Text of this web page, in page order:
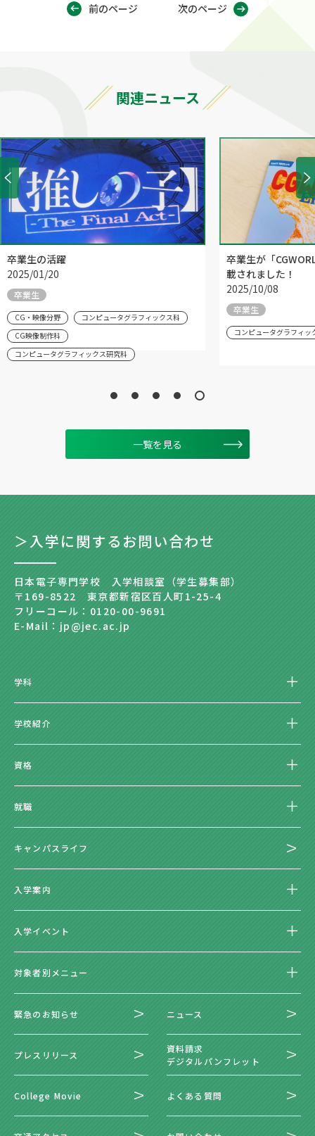
前のページ 次のページ
関連ニュース
卒業生の活躍
2025/01/20
卒業生
CG・映像分野
コンピュータグラフィックス科
CG映像制作科
コンピュータグラフィックス研究科
卒業生が「
載されました！
2025/10/08
卒業生
コンピュータグラフィッ
一覧を見る
＞入学に関するお問い合わせ
日本電子専門学校 入学相談室（学生募集部）
〒169-8522 東京都新宿区百人町1-25-4
フリーコール：0120-00-9691
E-Mail：jp@jec.ac.jp
学科
学校紹介
資格
就職
キャンパスライフ
入学案内
入学イベント
対象者別メニュー
緊急のお知らせ ニュース
プレスリリース
資料請求
デジタルパンフレット
College Movie よくある質問